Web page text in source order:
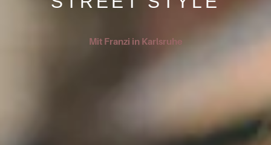
Mit Franzi in Karlsruhe